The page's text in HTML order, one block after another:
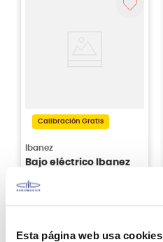
Esta página web usa cookies
Calibración Gratis
Ibanez
Bajo eléctrico Ibanez
TGF
Antes: S/